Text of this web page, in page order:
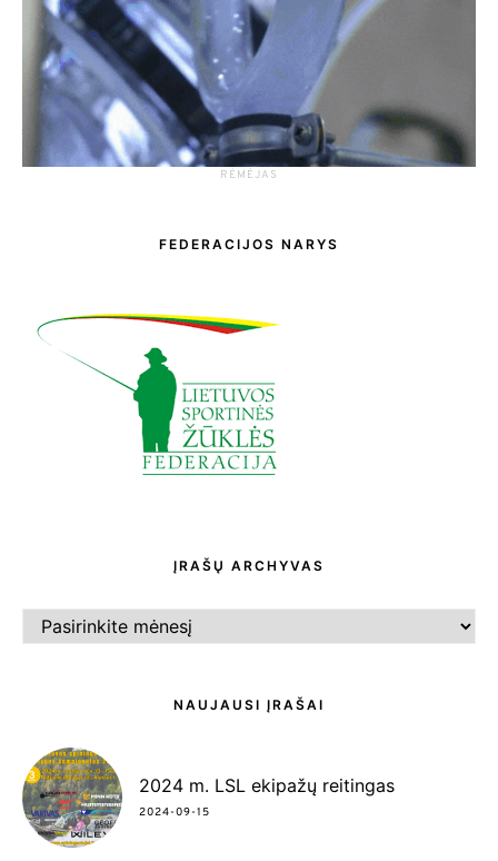
RĖMĖJAS
FEDERACIJOS NARYS
ĮRAŠŲ ARCHYVAS
ARCHYVAS
NAUJAUSI ĮRAŠAI
2024 m. LSL ekipažų reitingas
2024-09-15